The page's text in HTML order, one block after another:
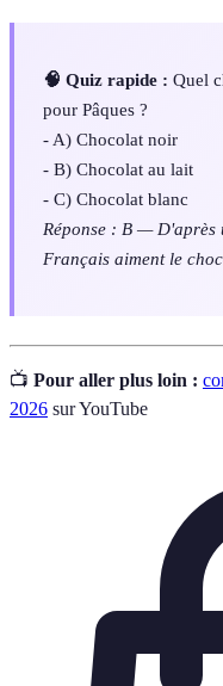
🧠 Quiz rapide : Quel
pour Pâques ?
- A) Chocolat noir
- B) Chocolat au lait
- C) Chocolat blanc
Réponse : B — D'après
Français aiment le
📺 Pour aller plus loin :
2026 sur YouTube